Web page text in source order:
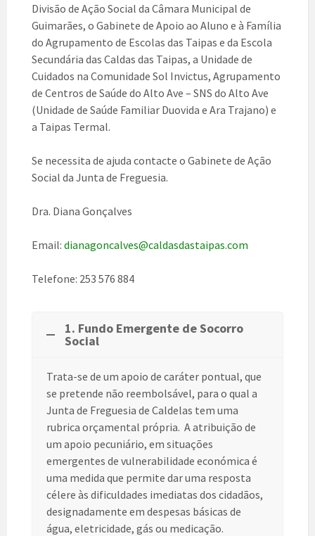
Divisão de Ação Social da Câmara Municipal de
Guimarães, o Gabinete de Apoio ao Aluno e à Família
do Agrupamento de Escolas das Taipas e da Escola
Secundária das Caldas das Taipas, a Unidade de
Cuidados na Comunidade Sol Invictus, Agrupamento
de Centros de Saúde do Alto Ave – SNS do Alto Ave
(Unidade de Saúde Familiar Duovida e Ara Trajano) e
a Taipas Termal.
Se necessita de ajuda contacte o Gabinete de Ação
Social da Junta de Freguesia.
Dra. Diana Gonçalves
Email: dianagoncalves@caldasdastaipas.com
Telefone: 253 576 884
1. Fundo Emergente de Socorro
Social
Trata-se de um apoio de caráter pontual, que
se pretende não reembolsável, para o qual a
Junta de Freguesia de Caldelas tem uma
rubrica orçamental própria. A atribuição de
um apoio pecuniário, em situações
emergentes de vulnerabilidade económica é
uma medida que permite dar uma resposta
célere às dificuldades imediatas dos cidadãos,
designadamente em despesas básicas de
água, eletricidade, gás ou medicação.